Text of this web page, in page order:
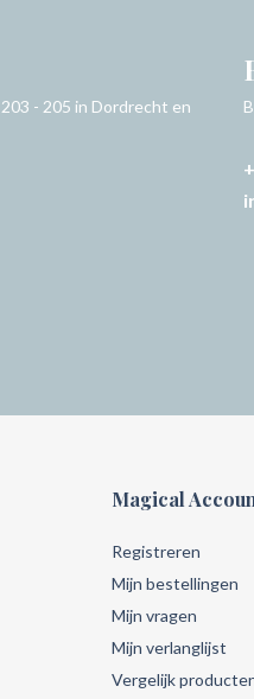
- 205 in Dordrecht en
Magical
Registreren
Mijn bestellingen
Mijn vragen
Mijn verlanglijst
Vergelijk